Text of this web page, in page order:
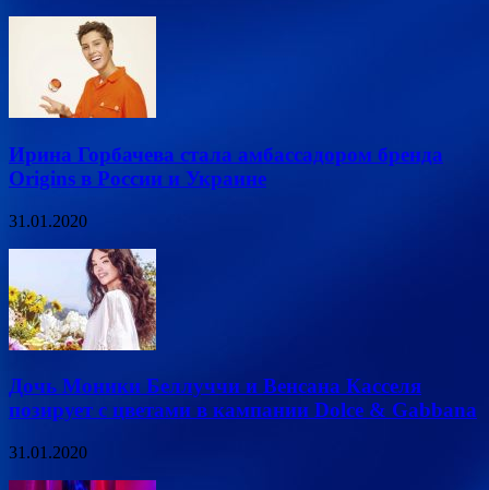
Ирина Горбачева стала амбассадором бренда
Origins в России и Украине
31.01.2020
Дочь Моники Беллуччи и Венсана Касселя
позирует с цветами в кампании Dolce & Gabbana
31.01.2020